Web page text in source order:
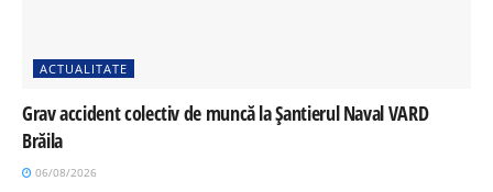
ACTUALITATE
Grav accident colectiv de muncă la Șantierul Naval VARD
Brăila
06/08/2026